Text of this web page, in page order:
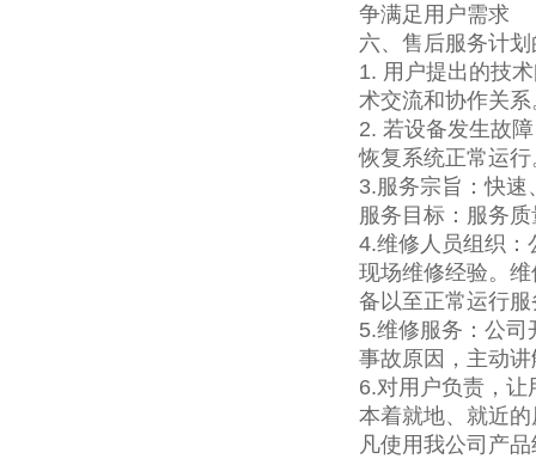
争满足用户需求
六、售后服务计
1. 用户提出的技
术交流和协作关系
2. 若设备发生故
恢复系统正常运行
3.服务宗旨：快
服务目标：服务
4.维修人员组织：
现场维修经验。
备以至正常运行服
5.维修服务：公
事故原因，主动
6.对用户负责，
本着就地、就近
凡使用我公司产